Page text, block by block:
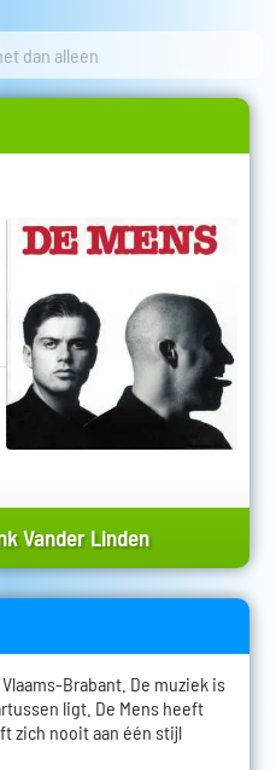
dan alleen
Vander Linden
Brabant. De muziek is
ligt. De Mens heeft
zich nooit aan één stijl